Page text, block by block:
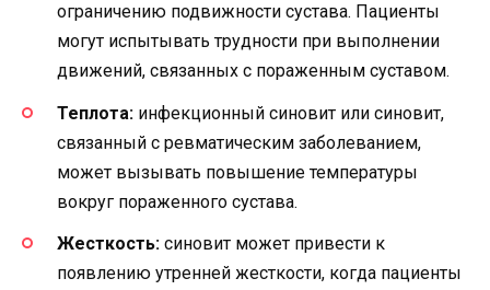
ограничению подвижности сустава. Пациенты
могут испытывать трудности при выполнении
движений, связанных с пораженным суставом.
Теплота: инфекционный синовит или синовит,
связанный с ревматическим заболеванием,
может вызывать повышение температуры
вокруг пораженного сустава.
Жесткость: синовит может привести к
появлению утренней жесткости, когда пациенты